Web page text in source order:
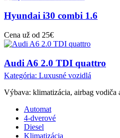
Hyundai i30 combi 1.6
Cena už od 25€
Audi A6 2.0 TDI quattro
Kategória: Luxusné vozidlá
Výbava: klimatizácia, airbag vodiča
Automat
4-dverové
Diesel
Klimatizácia